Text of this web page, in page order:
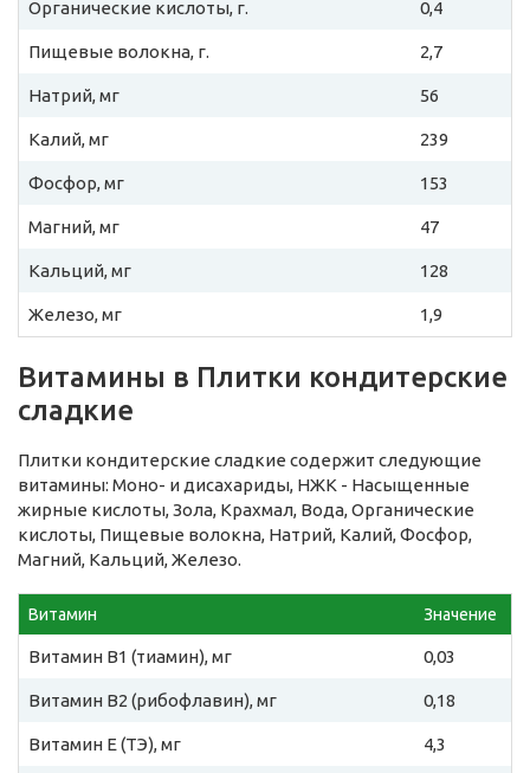
Органические кислоты, г. 0,4
Пищевые волокна, г. 2,7
Натрий, мг 56
Калий, мг 239
Фосфор, мг 153
Магний, мг 47
Кальций, мг 128
Железо, мг 1,9
Витамины в Плитки кондитерские
сладкие
Плитки кондитерские сладкие содержит следующие
витамины: Моно- и дисахариды, НЖК - Насыщенные
жирные кислоты, Зола, Крахмал, Вода, Органические
кислоты, Пищевые волокна, Натрий, Калий, Фосфор,
Магний, Кальций, Железо.
Витамин Значение
Витамин B1 (тиамин), мг 0,03
Витамин B2 (рибофлавин), мг 0,18
Витамин E (ТЭ), мг 4,3